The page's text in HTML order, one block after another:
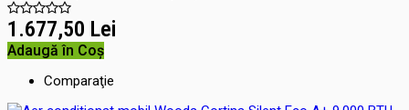
1.677,50 Lei
Adaugă în Coş
Comparaţie